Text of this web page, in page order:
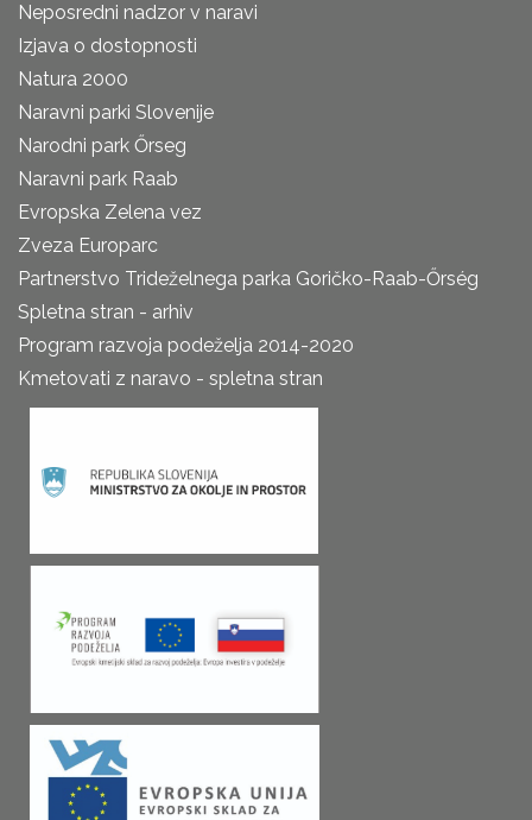
Neposredni nadzor v naravi
Izjava o dostopnosti
Natura 2000
Naravni parki Slovenije
Narodni park Őrseg
Naravni park Raab
Evropska Zelena vez
Zveza Europarc
Partnerstvo Trideželnega parka Goričko-Raab-Őrség
Spletna stran - arhiv
Program razvoja podeželja 2014-2020
Kmetovati z naravo - spletna stran